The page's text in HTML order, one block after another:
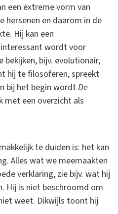
een extreme vorm van
hersenen en daarom in de
Hij kan een
wordt voor
bekijken, bijv. evolutionair,
hij te filosoferen, spreekt
bij het begin wordtDe
met een overzicht als
te duiden is: het kan
Alles wat we meemaakten
verklaring, zie bijv. wat hij
Hij is niet beschroomd om
weet. Dikwijls toont hij